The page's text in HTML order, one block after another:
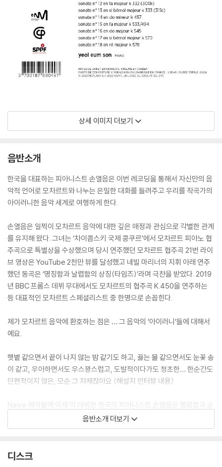
상세 이미지 더보기
음반소개
한국을 대표하는 피아니스트 손열음은 이번 레코딩을 통해서 자신만의 음
악적 언어로 모차르트와 나누는 은밀한 대화를 들려주고 우리를 작곡가의
아이러니한 음악 세계로 여행하게 한다.
손열음은 일찍이 모차르트 음악에 대한 깊은 애정과 관심으로 각별한 관계
를 유지해 왔다. 그녀는 ‘차이콥스키 국제 콩쿠르’에서 모차르트 피아노 협
주곡으로 특별상을 수상했으며 당시 연주했던 모차르트 협주곡 21번 라이
브 영상은 YouTube 2천만 뷰를 달성했고 네빌 마리너의 지휘 아래 연주
했던 동곡은 ‘명징함과 날렵함의 상징(타임즈)’라며 극찬을 받았다. 2019
년 BBC 프롬스 데뷔 무대에서도 모차르트의 협주곡 K.450을 연주하는
등 대표적인 모차르트 스페셜리스트 중 한명으로 손꼽힌다.
제가 모차르트 음악에 환호하는 점은 … 그 음악의 ‘아이러니’들에 대해서
예요.
햇볕 같으면서 끝이 나지 않는 밤 같기도 하고, 끓는 물 같으면서도 눈꽃 송
이 같고, 우아하면서도 우스꽝스럽고, 도발적이다가도 청초한… 한순간도
단편적이지 않은, 모순 그 자체잖아요 (해설지 인터뷰 내용)
Naive 레이블에 이제 막 데뷔한 한국의 피아니스트 손열음은 명료함과 순
수함을 바탕으로 18개의 피아노 소나타 전곡에 대한 다양한 시각을 가지
고 익살스러운 오페라 부파를 떠올리며 K.330을, 이국적 향취를 가득 담
하고 있으며 작곡가의 우아한 관악 세레나데를 닮은 K.333까지 청자들을
음반소개 더보기
디스크